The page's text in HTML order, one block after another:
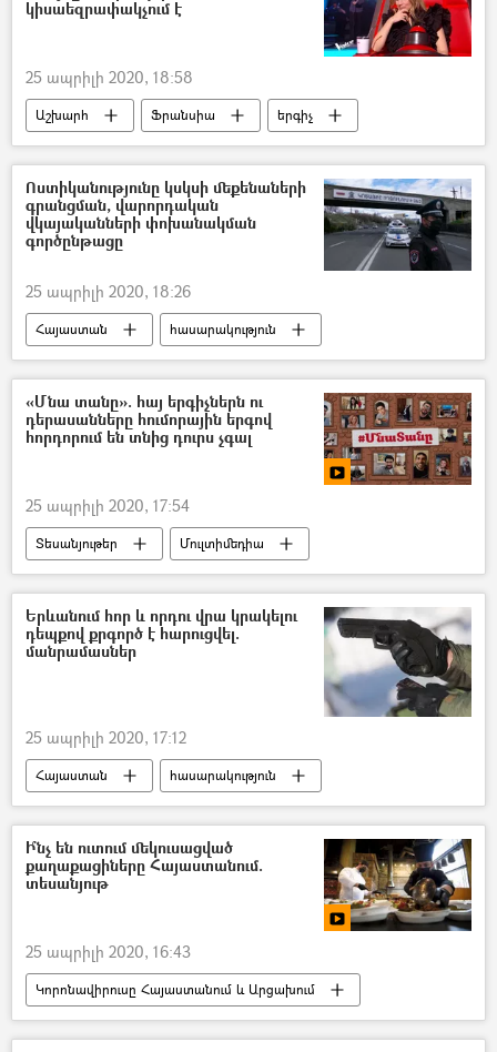
կիսաեզրափակչում է
25 ապրիլի 2020, 18:58
Աշխարհ Ֆրանսիա
երգիչ
եզրափակիչ
երգ մրցույթ
Ոստիկանությունը կսկսի մեքենաների
գրանցման, վարորդական
վկայականների փոխանակման
գործընթացը
25 ապրիլի 2020, 18:26
Հայաստան
հասարակություն
Ճանապարհ
Ճանապարհային ոստիկանություն(ՃՈ)
վարորդ
վարորդական իրավունք
«Մնա տանը». հայ երգիչներն ու
դերասանները հումորային երգով
հորդորում են տնից դուրս չգալ
25 ապրիլի 2020, 17:54
Տեսանյութեր
Մուլտիմեդիա
Տեսադարան
ֆլեշմոբ
կարանտին
զվարճալի տեսանյութ
Երևանում հոր և որդու վրա կրակելու
դեպքով քրգործ է հարուցվել.
մանրամասներ
25 ապրիլի 2020, 17:12
Հայաստան
հասարակություն
կրակոց
Երևան
Քրեական գործ
ՀՀ քննչական կոմիտե
Ի՞նչ են ուտում մեկուսացված
քաղաքացիները Հայաստանում.
տեսանյութ
25 ապրիլի 2020, 16:43
Կորոնավիրուսը Հայաստանում և Արցախում
Տեսանյութեր
Մուլտիմեդիա